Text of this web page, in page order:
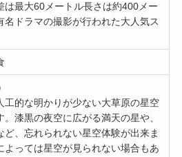
は最大60メートル長さは約400メー
名ドラマの撮影が行われた大人気ス
工的な明かりが少ない大草原の星空
漆黒の夜空に広がる満天の星や、
ど、忘れられない星空体験が出来ま
よっては星空が見られない場合もあ